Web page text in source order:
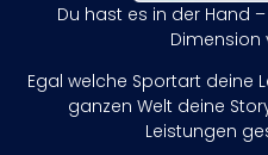
Du hast es in der Hand
Dimension
Egal welche Sportart deine
ganzen Welt deine
Leistungen